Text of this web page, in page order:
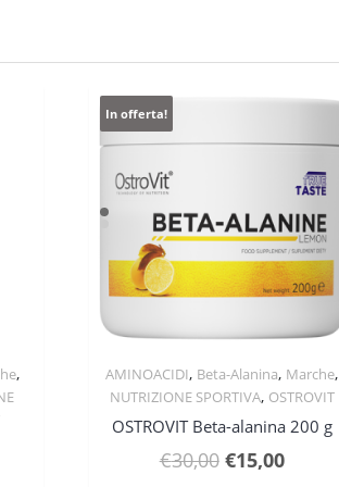
,
In offerta!
Quick View
AMINOACIDI, Beta-Alanina, Marche,
NUTRIZIONE SPORTIVA, OSTROVIT
OSTROVIT Beta-alanina 200 g
€30,00 Il
€15,00Il